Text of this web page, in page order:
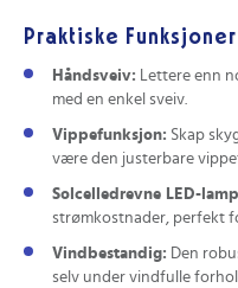
Praktiske
Håndsveiv: Lettere enn
med en enkel sveiv.
Vippefunksjon: Skap
være den justerbare
Solcelledrevne LED-
strømkostnader, perfekt
Vindbestandig: Den
selv under vindfulle